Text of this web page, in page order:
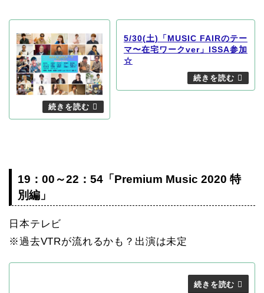
5/30(土)「MUSIC FAIRのテー
マ〜在宅ワークver」ISSA参加
☆
19：00～22：54「Premium Music 2020 特
別編」
日本テレビ
※過去VTRが流れるかも？出演は未定